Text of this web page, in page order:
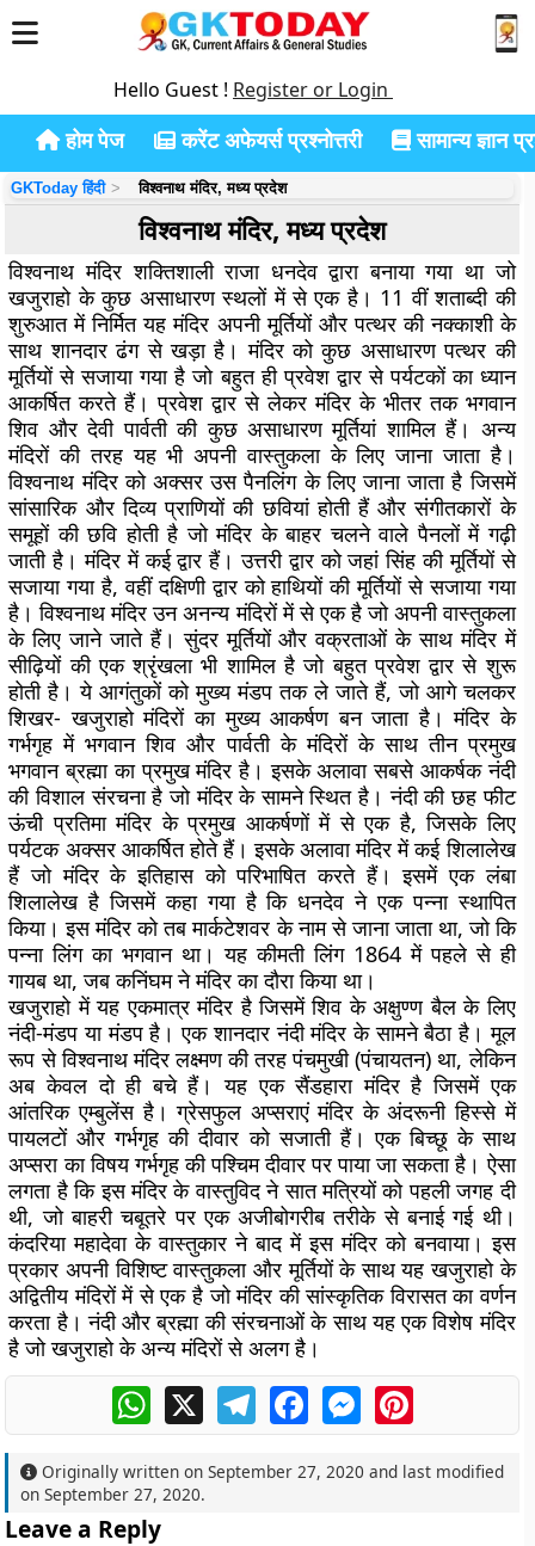
Hello Guest ! Register or Login
होम पेज करेंट अफेयर्स प्रश्नोत्तरी सामान्य ज्ञान
GKToday हिंदी विश्वनाथ मंदिर, मध्य प्रदेश
विश्वनाथ मंदिर, मध्य प्रदेश
विश्वनाथ मंदिर शक्तिशाली राजा धनदेव द्वारा बनाया गया था जो
खजुराहो के कुछ असाधारण स्थलों में से एक है। 11 वीं शताब्दी की
शुरुआत में निर्मित यह मंदिर अपनी मूर्तियों और पत्थर की नक्काशी के
साथ शानदार ढंग से खड़ा है। मंदिर को कुछ असाधारण पत्थर की
मूर्तियों से सजाया गया है जो बहुत ही प्रवेश द्वार से पर्यटकों का ध्यान
आकर्षित करते हैं। प्रवेश द्वार से लेकर मंदिर के भीतर तक भगवान
शिव और देवी पार्वती की कुछ असाधारण मूर्तियां शामिल हैं। अन्य
मंदिरों की तरह यह भी अपनी वास्तुकला के लिए जाना जाता है।
विश्वनाथ मंदिर को अक्सर उस पैनलिंग के लिए जाना जाता है जिसमें
सांसारिक और दिव्य प्राणियों की छवियां होती हैं और संगीतकारों के
समूहों की छवि होती है जो मंदिर के बाहर चलने वाले पैनलों में गढ़ी
जाती है। मंदिर में कई द्वार हैं। उत्तरी द्वार को जहां सिंह की मूर्तियों से
सजाया गया है, वहीं दक्षिणी द्वार को हाथियों की मूर्तियों से सजाया गया
है। विश्वनाथ मंदिर उन अनन्य मंदिरों में से एक है जो अपनी वास्तुकला
के लिए जाने जाते हैं। सुंदर मूर्तियों और वक्रताओं के साथ मंदिर में
सीढ़ियों की एक श्रृंखला भी शामिल है जो बहुत प्रवेश द्वार से शुरू
होती है। ये आगंतुकों को मुख्य मंडप तक ले जाते हैं, जो आगे चलकर
शिखर- खजुराहो मंदिरों का मुख्य आकर्षण बन जाता है। मंदिर के
गर्भगृह में भगवान शिव और पार्वती के मंदिरों के साथ तीन प्रमुख
भगवान ब्रह्मा का प्रमुख मंदिर है। इसके अलावा सबसे आकर्षक नंदी
की विशाल संरचना है जो मंदिर के सामने स्थित है। नंदी की छह फीट
ऊंची प्रतिमा मंदिर के प्रमुख आकर्षणों में से एक है, जिसके लिए
पर्यटक अक्सर आकर्षित होते हैं। इसके अलावा मंदिर में कई शिलालेख
हैं जो मंदिर के इतिहास को परिभाषित करते हैं। इसमें एक लंबा
शिलालेख है जिसमें कहा गया है कि धनदेव ने एक पन्ना स्थापित
किया। इस मंदिर को तब मार्कटेशवर के नाम से जाना जाता था, जो कि
पन्ना लिंग का भगवान था। यह कीमती लिंग 1864 में पहले से ही
गायब था, जब कनिंघम ने मंदिर का दौरा किया था।
खजुराहो में यह एकमात्र मंदिर है जिसमें शिव के अक्षुण्ण बैल के लिए
नंदी-मंडप या मंडप है। एक शानदार नंदी मंदिर के सामने बैठा है। मूल
रूप से विश्वनाथ मंदिर लक्ष्मण की तरह पंचमुखी (पंचायतन) था, लेकिन
अब केवल दो ही बचे हैं। यह एक सैंडहारा मंदिर है जिसमें एक
आंतरिक एम्बुलेंस है। ग्रेसफुल अप्सराएं मंदिर के अंदरूनी हिस्से में
पायलटों और गर्भगृह की दीवार को सजाती हैं। एक बिच्छू के साथ
अप्सरा का विषय गर्भगृह की पश्चिम दीवार पर पाया जा सकता है। ऐसा
लगता है कि इस मंदिर के वास्तुविद ने सात मत्रियों को पहली जगह दी
थी, जो बाहरी चबूतरे पर एक अजीबोगरीब तरीके से बनाई गई थी।
कंदरिया महादेवा के वास्तुकार ने बाद में इस मंदिर को बनवाया। इस
प्रकार अपनी विशिष्ट वास्तुकला और मूर्तियों के साथ यह खजुराहो के
अद्वितीय मंदिरों में से एक है जो मंदिर की सांस्कृतिक विरासत का वर्णन
करता है। नंदी और ब्रह्मा की संरचनाओं के साथ यह एक विशेष मंदिर
है जो खजुराहो के अन्य मंदिरों से अलग है।
WhatsApp
X TelegramFacebookMessengerPinterest
Originally written onSeptember 27, 2020 and last modified
onSeptember 27, 2020.
Leave a Reply